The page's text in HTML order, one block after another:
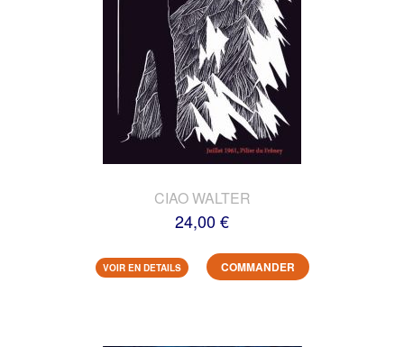
CIAO WALTER
24,00 €
VOIR EN DETAILS COMMANDER